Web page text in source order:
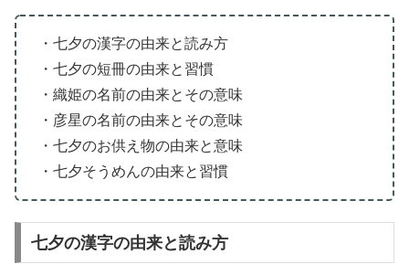
・七夕の漢字の由来と読み方
・七夕の短冊の由来と習慣
・織姫の名前の由来とその意味
・彦星の名前の由来とその意味
・七夕のお供え物の由来と意味
・七夕そうめんの由来と習慣
七夕の漢字の由来と読み方